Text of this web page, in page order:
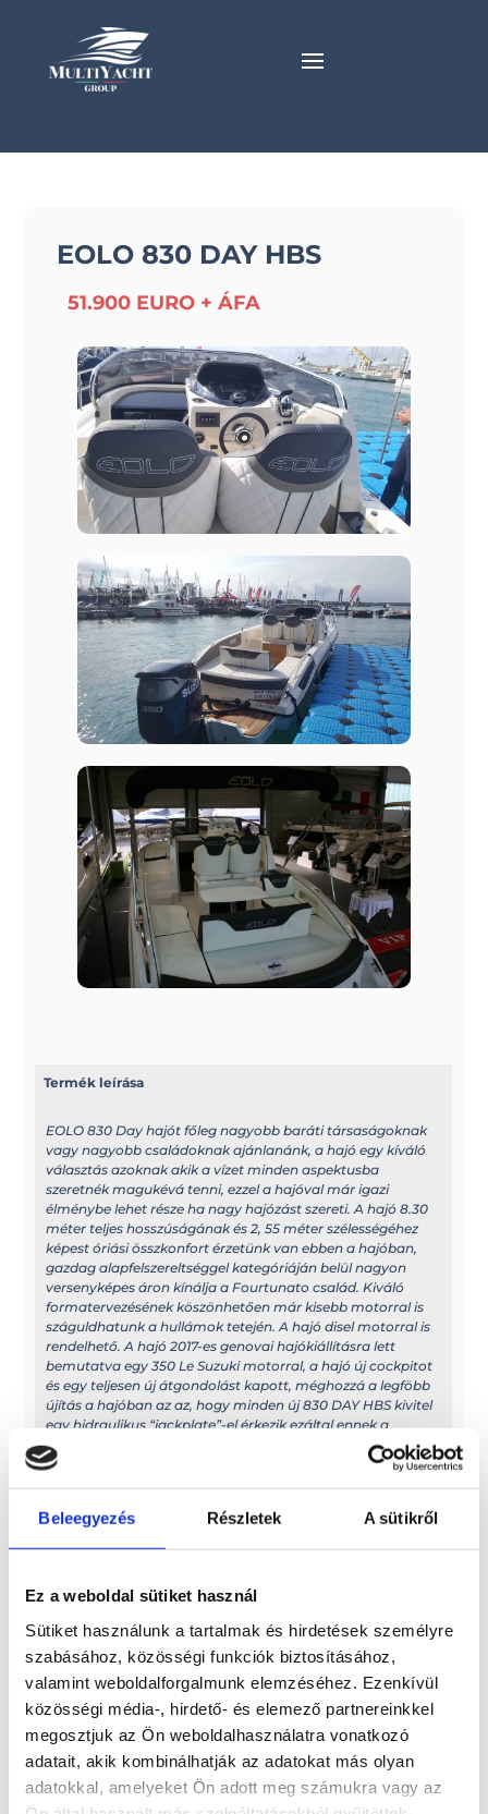
Beleegyezés Részletek A sütikről
Ez a weboldal sütiket használ
Sütiket használunk a tartalmak és hirdetések személyre
szabásához, közösségi funkciók biztosításához,
valamint weboldalforgalmunk elemzéséhez. Ezenkívül
közösségi média-, hirdető- és elemező partnereinkkel
megosztjuk az Ön weboldalhasználatra vonatkozó
adatait, akik kombinálhatják az adatokat más olyan
adatokkal, amelyeket Ön adott meg számukra vagy az
EOLO 830 DAY HBS
51.900 EURO + ÁFA
Termék leírása
EOLO 830 Day hajót főleg nagyobb baráti társaságoknak
vagy nagyobb családoknak ajánlanánk, a hajó egy kíváló
választás azoknak akik a vízet minden aspektusba
szeretnék magukévá tenni, ezzel a hajóval már igazi
élménybe lehet része ha nagy hajózást szereti. A hajó 8.30
méter teljes hosszúságának és 2, 55 méter szélességéhez
képest óriási összkonfort érzetünk van ebben a hajóban,
gazdag alapfelszereltséggel kategóriáján belül nagyon
versenyképes áron kínálja a Fourtunato család. Kiváló
formatervezésének köszönhetően már kisebb motorral is
száguldhatunk a hullámok tetején. A hajó disel motorral is
rendelhető. A hajó 2017-es genovai hajókiállításra lett
bemutatva egy 350 Le Suzuki motorral, a hajó új cockpitot
és egy teljesen új átgondolást kapott, méghozzá a legföbb
újítás a hajóban az az, hogy minden új 830 DAY HBS kivitel
egy hidraulikus “jackplate”-el érkezik ezáltal ennek a
hajónak nincs olyan hullámzás ami akadályt jelentene a
kötetlen száguldás érdekében, egy igazi sporthajót alkotott
ilyen határozottan, mert elsőként volt lehetőségünk
Szállítási költség
Az ár nem tartalmazza a szállítási költséget! 7 méterig
2.500 euro + ÁFA, 7 méter fölött pedig 3.000 euro + ÁFA a
szállítási díj
További információk